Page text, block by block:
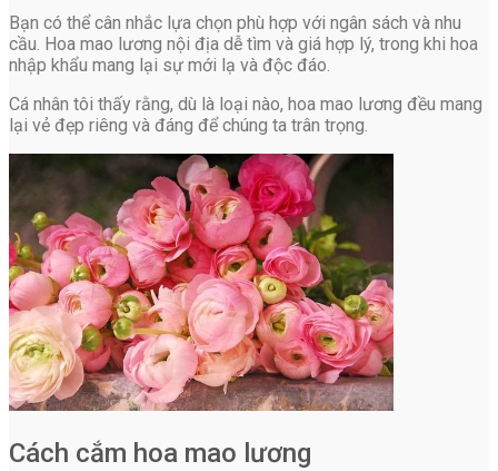
Bạn có thể cân nhắc lựa chọn phù hợp với ngân sách và nhu
cầu. Hoa mao lương nội địa dễ tìm và giá hợp lý, trong khi hoa
nhập khẩu mang lại sự mới lạ và độc đáo.
Cá nhân tôi thấy rằng, dù là loại nào, hoa mao lương đều mang
lại vẻ đẹp riêng và đáng để chúng ta trân trọng.
Cách cắm hoa mao lương